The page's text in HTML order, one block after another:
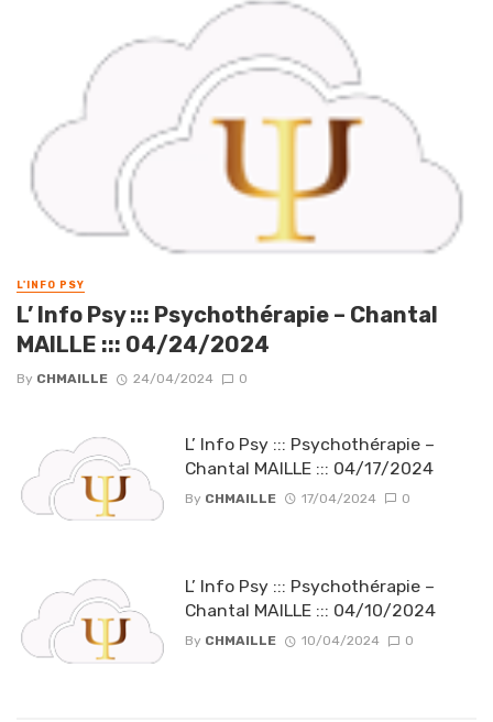
L'INFO PSY
L’ Info Psy ::: Psychothérapie – Chantal
MAILLE ::: 04/24/2024
By CHMAILLE 24/04/2024 0
L’ Info Psy ::: Psychothérapie –
Chantal MAILLE ::: 04/17/2024
By CHMAILLE 17/04/2024 0
L’ Info Psy ::: Psychothérapie –
Chantal MAILLE ::: 04/10/2024
By CHMAILLE 10/04/2024 0